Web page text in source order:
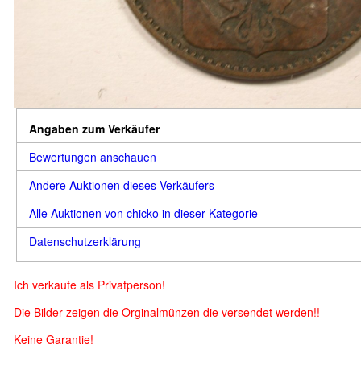
Angaben zum Verkäufer
Bewertungen anschauen
Andere Auktionen dieses Verkäufers
Alle Auktionen von chicko in dieser Kategorie
Datenschutzerklärung
Ich verkaufe als Privatperson!
Die Bilder zeigen die Orginalmünzen die versendet werden!!
Keine Garantie!